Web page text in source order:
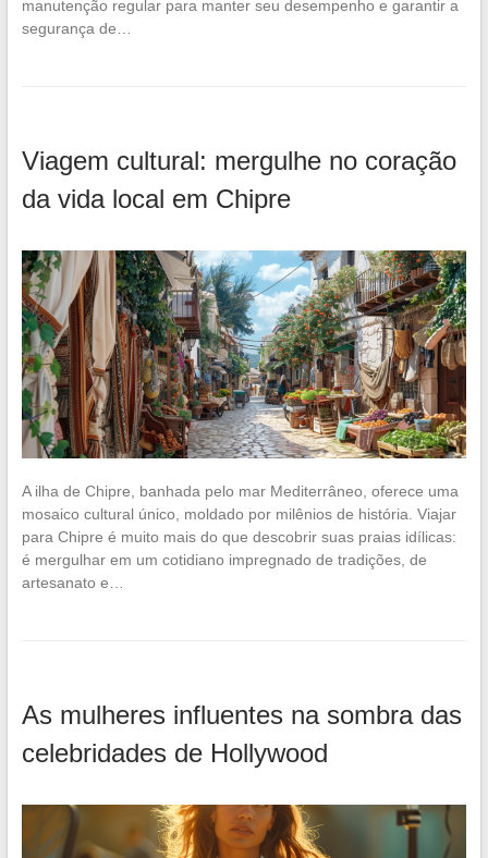
manutenção regular para manter seu desempenho e garantir a
segurança de…
Viagem cultural: mergulhe no coração
da vida local em Chipre
A ilha de Chipre, banhada pelo mar Mediterrâneo, oferece uma
mosaico cultural único, moldado por milênios de história. Viajar
para Chipre é muito mais do que descobrir suas praias idílicas:
é mergulhar em um cotidiano impregnado de tradições, de
artesanato e…
As mulheres influentes na sombra das
celebridades de Hollywood